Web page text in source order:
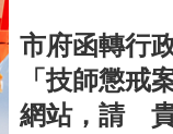
市府函轉行
「技師懲戒
網站，請 貴